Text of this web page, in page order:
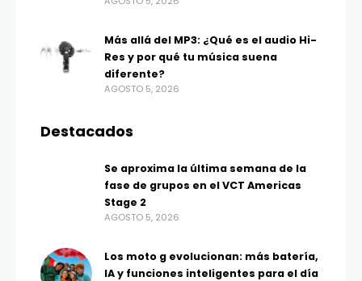
Más allá del MP3: ¿Qué es el audio Hi-
Res y por qué tu música suena
diferente?
AGOSTO 5, 2026
Destacados
Se aproxima la última semana de la
fase de grupos en el VCT Americas
Stage 2
AGOSTO 5, 2026
Los moto g evolucionan: más batería,
IA y funciones inteligentes para el día